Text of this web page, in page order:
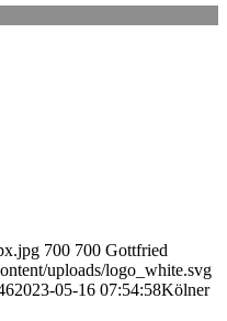
700 700 Gottfried
uploads/logo_white.svg
2023-05-16 07:54:58Kölner